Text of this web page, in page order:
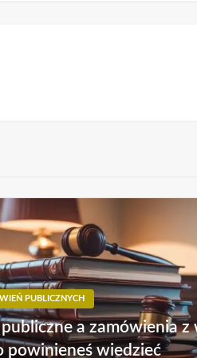
PUBLICZNYCH
a zamówienia z
powinieneś wiedzieć